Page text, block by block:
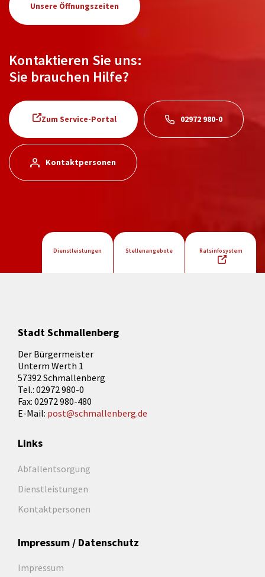
Unsere Öffnungszeiten
Kontaktieren Sie uns:
Sie brauchen Hilfe?
Zum Service-Portal 02972 980-0
Kontaktpersonen
Dienstleistungen Stellenangebote Ratsinfosystem
Stadt Schmallenberg
Der Bürgermeister
Unterm Werth 1
57392 Schmallenberg
Tel.: 02972 980-0
Fax: 02972 980-480
E-Mail: post@schmallenberg.de
Links
Abfallentsorgung
Dienstleistungen
Kontaktpersonen
Impressum / Datenschutz
Impressum